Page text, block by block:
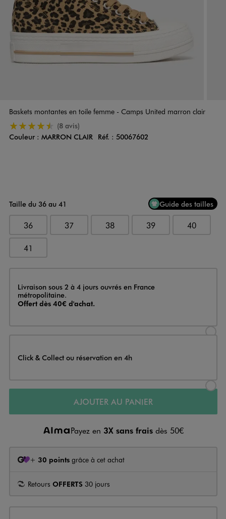
Baskets montantes en toile femme - Camps United marron clair
4.5/5 de moyenne
(8 avis)
Couleur
Couleur : MARRON CLAIR Réf. : 50067602
Taille du 36 au 41 Guide des tailles
36 37 38 39 40
41
Livraison
Livraison sous 2 à 4 jours ouvrés en France
métropolitaine.
Offert dès 40€ d'achat.
Click & Collect ou réservation en 4h
AJOUTER AU PANIER
Payez en 3X sans frais dès 50€
+ 30 points grâce à cet achat
Retours OFFERTS 30 jours